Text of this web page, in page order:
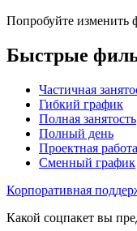
Попробуйте изменить
Быстрые
Частичная
Гибкий график
Полная занятость
Полный день
Проектная работа
Сменный график
Корпоративная
Какой соцпакет вы